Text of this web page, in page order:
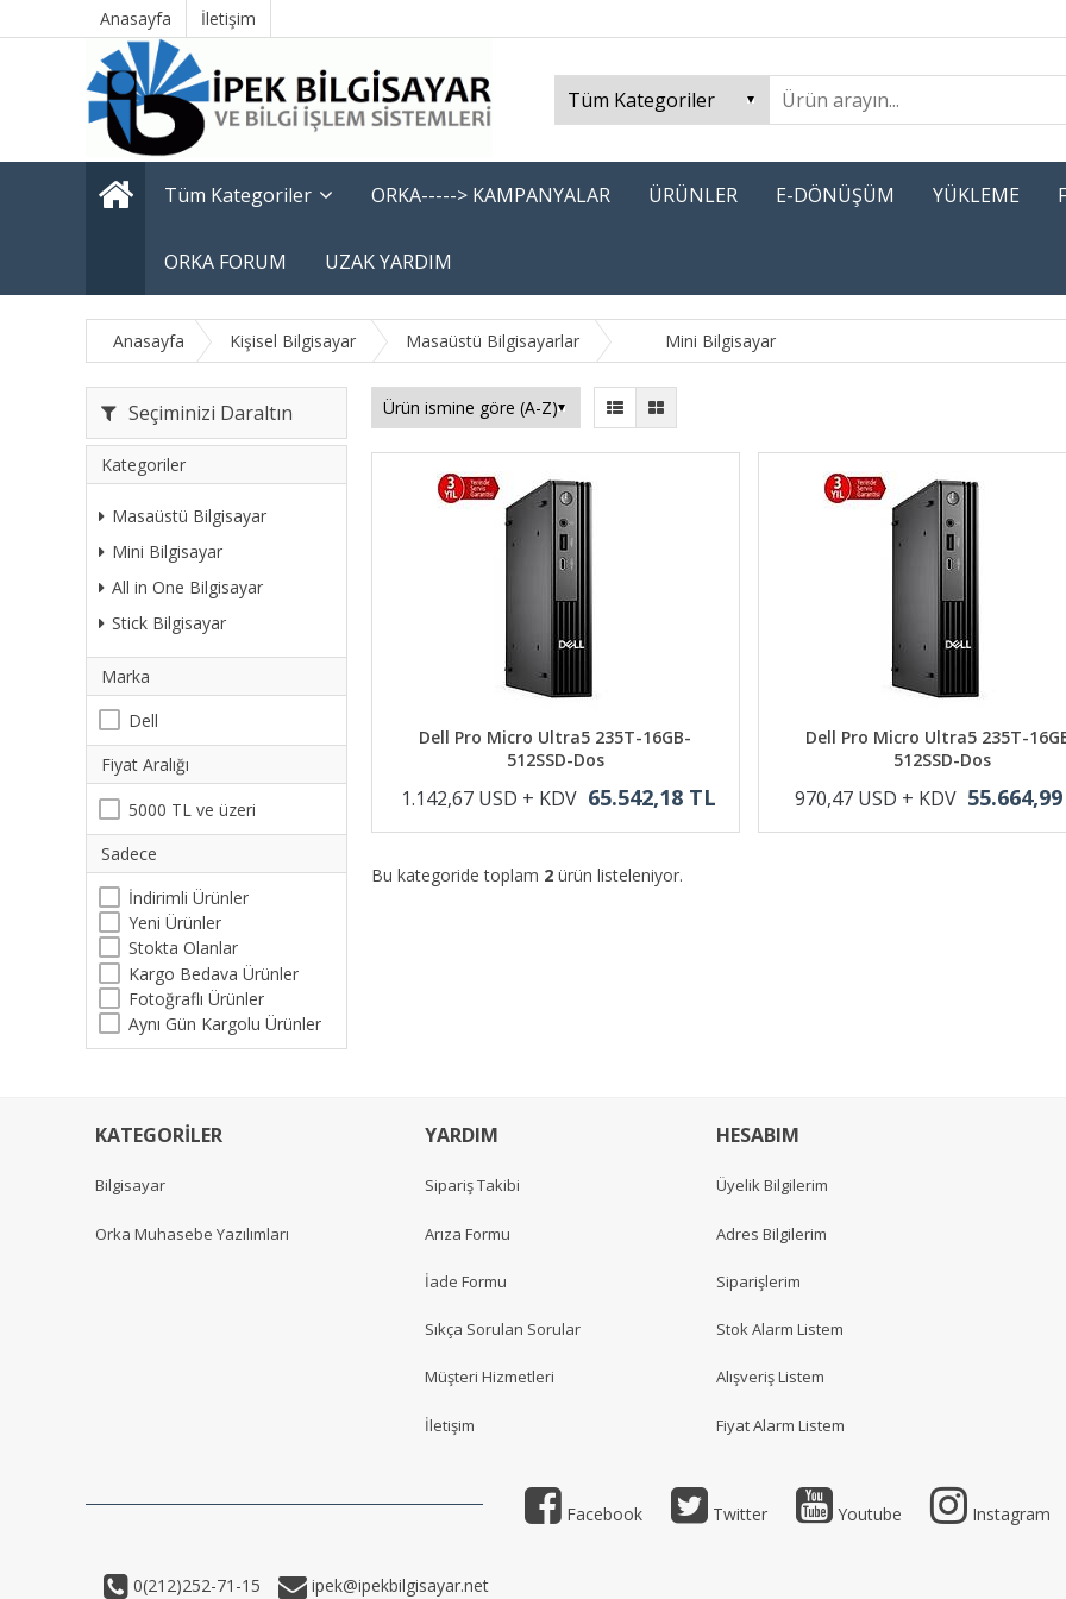
Anasayfa İletişim
Tüm Kategoriler ORKA-----> KAMPANYALAR ÜRÜNLER E-DÖNÜŞÜM YÜKLEME
ORKA FORUM UZAK YARDIM
Anasayfa Kişisel Bilgisayar Masaüstü Bilgisayarlar Mini Bilgisayar
Seçiminizi Daraltın
Kategoriler
Masaüstü Bilgisayar
Mini Bilgisayar
All in One Bilgisayar
Stick Bilgisayar
Marka
Dell
Fiyat Aralığı
5000 TL ve üzeri
Sadece
İndirimli Ürünler
Yeni Ürünler
Stokta Olanlar
Kargo Bedava Ürünler
Fotoğraflı Ürünler
Aynı Gün Kargolu Ürünler
Dell Pro Micro Ultra5 235T-16GB-
512SSD-Dos
1.142,67 USD + KDV 65.542,18 TL
Dell Pro Micro Ultra5 235T-
512SSD-Dos
970,47 USD + KDV
Bu kategoride toplam 2 ürün listeleniyor.
KATEGORİLER
Bilgisayar
Orka Muhasebe Yazılımları
YARDIM
Sipariş Takibi
Arıza Formu
İade Formu
Sıkça Sorulan Sorular
Müşteri Hizmetleri
İletişim
HESABIM
Üyelik Bilgilerim
Adres Bilgilerim
Siparişlerim
Stok Alarm Listem
Alışveriş Listem
Fiyat Alarm Listem
Facebook Twitter Youtube Instagram
0(212)252-71-15 ipek@ipekbilgisayar.net